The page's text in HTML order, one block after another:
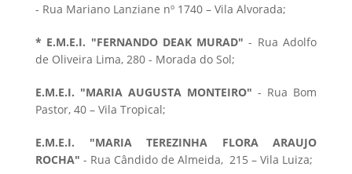
- Rua Mariano Lanziane nº 1740 – Vila Alvorada;
* E.M.E.I. "FERNANDO DEAK MURAD" - Rua Adolfo
de Oliveira Lima, 280 - Morada do Sol;
E.M.E.I. "MARIA AUGUSTA MONTEIRO" - Rua Bom
Pastor, 40 – Vila Tropical;
E.M.E.I. "MARIA TEREZINHA FLORA ARAUJO
ROCHA" - Rua Cândido de Almeida, 215 – Vila Luiza;